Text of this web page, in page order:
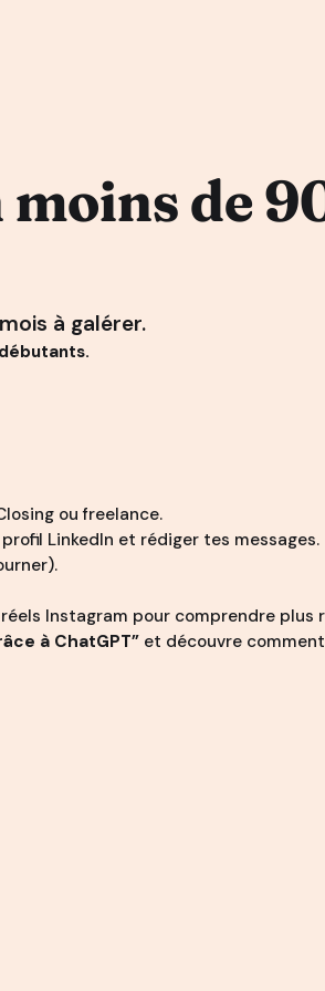
de
à galérer.
ou freelance.
LinkedIn et rédiger tes messages.
Instagram pour comprendre plus
à ChatGPT” et découvre